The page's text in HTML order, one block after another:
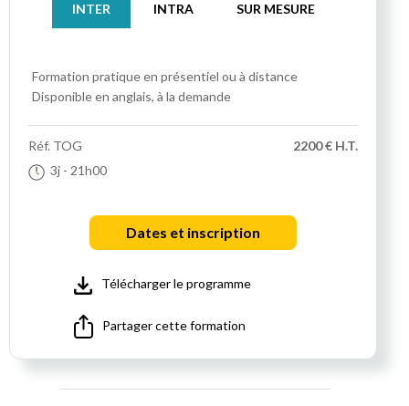
INTER INTRA SUR MESURE
Formation pratique en présentiel ou à distance
Disponible en anglais, à la demande
Réf. TOG
3j - 21h00
2200 € H.T.
Dates et inscription
Télécharger le programme
Partager cette formation